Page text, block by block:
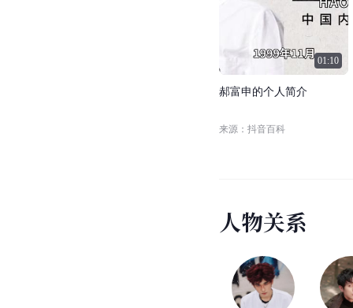
01:10
郝富申 的个人简介
来源：抖音百科
人物关系